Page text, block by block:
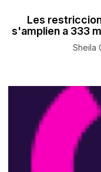
Les
s'amplien a 333
Sheila